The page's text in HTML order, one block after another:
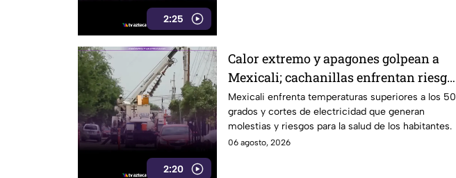
2:25
2:20
Calor extremo y apagones golpean a
Mexicali; cachanillas enfrentan riesgos
por falta de electricidad
Mexicali enfrenta temperaturas superiores a los 50
grados y cortes de electricidad que generan
molestias y riesgos para la salud de los habitantes.
06 agosto, 2026